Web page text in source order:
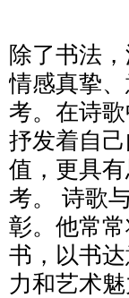
除了书法
情感真挚
考。在诗
抒发着自
值，更具
考。 诗歌
彰。他常
书，以书
力和艺术